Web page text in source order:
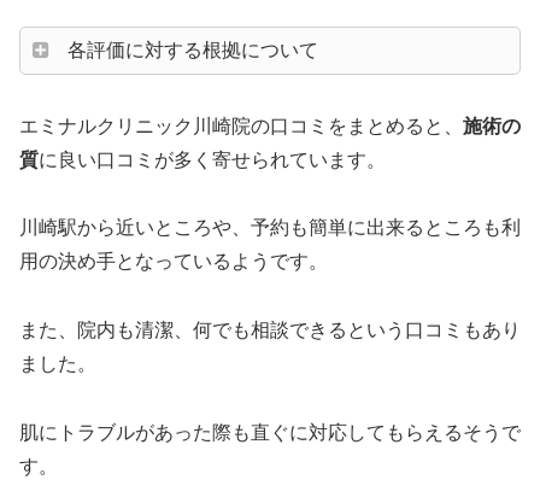
各評価に対する根拠について
エミナルクリニック川崎院の口コミをまとめると、 施術の
質に良い口コミが多く寄せられています。
川崎駅から近いところや、予約も簡単に出来るところも利
用の決め手となっているようです。
また、院内も清潔、何でも相談できるという口コミもあり
ました。
肌にトラブルがあった際も直ぐに対応してもらえるそうで
す。